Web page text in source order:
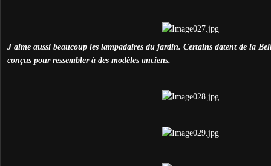
J'aime aussi beaucoup les lampadaires du jardin. Certains datent de la
conçus pour ressembler à des modèles anciens.